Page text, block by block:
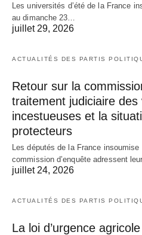
Les universités d’été de la France
au dimanche 23…
juillet 29, 2026
ACTUALITÉS DES PARTIS
Retour sur la
traitement judiciaire des
incestueuses et la
protecteurs
Les députés de la France insoumise
commission d’enquête adressent
juillet 24, 2026
ACTUALITÉS DES PARTIS
La loi d’urgence